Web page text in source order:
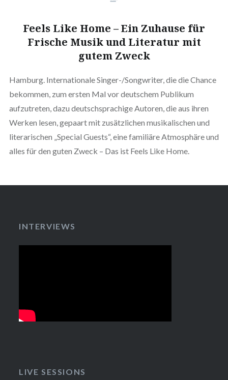
Feels Like Home – Ein Zuhause für
Frische Musik und Literatur mit
gutem Zweck
Hamburg. Internationale Singer-/Songwriter, die die Chance
bekommen, zum ersten Mal vor deutschem Publikum
aufzutreten, dazu deutschsprachige Autoren, die aus ihren
Werken lesen, gepaart mit zusätzlichen musikalischen und
literarischen „Special Guests“, eine familiäre Atmosphäre und
alles für den guten Zweck – Das ist Feels Like Home.
INTERVIEWS
LIVE SESSIONS